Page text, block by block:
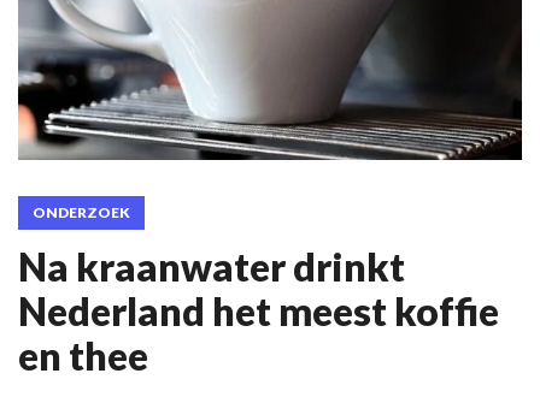
ONDERZOEK
Na kraanwater drinkt
Nederland het meest koffie
en thee